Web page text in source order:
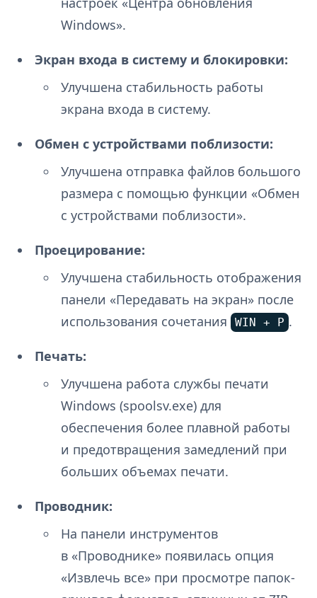
Windows».
Экран входа в систему и блокировки:
Улучшена стабильность работы
экрана входа в систему.
Обмен с устройствами поблизости:
Улучшена отправка файлов большого
размера с помощью функции «Обмен
с устройствами поблизости».
Проецирование:
Улучшена стабильность отображения
панели «Передавать на экран» после
использования сочетания
WIN + P .
Печать:
Улучшена работа службы печати
Windows (spoolsv.exe) для
обеспечения более плавной работы
и предотвращения замедлений при
больших объемах печати.
Проводник:
На панели инструментов
в «Проводнике» появилась опция
«Извлечь все» при просмотре папок-